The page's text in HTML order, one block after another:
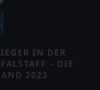
IN DER
– DIE
2023